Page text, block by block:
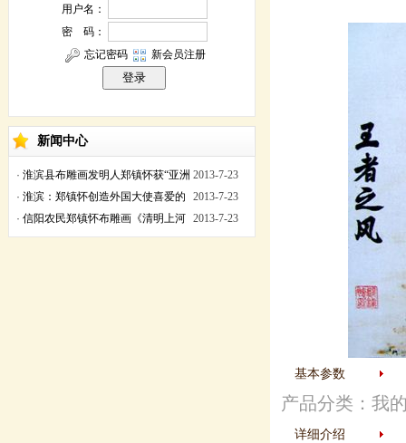
新闻中心
2013-7-23
· 淮滨县布雕画发明人郑镇怀获“亚洲
工艺美术大师”称号
2013-7-23
· 淮滨：郑镇怀创造外国大使喜爱的
布雕画艺术
2013-7-23
· 信阳农民郑镇怀布雕画《清明上河
图》获“百花奖”金奖
基本参数
产品分类：我
详细介绍